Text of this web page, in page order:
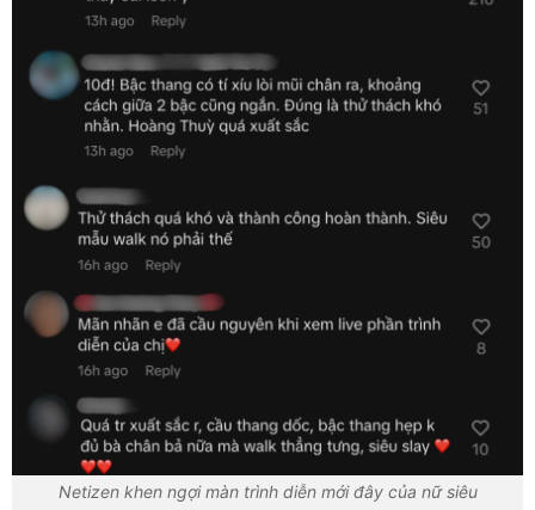
Netizen khen ngợi màn trình diễn mới đây của nữ siêu